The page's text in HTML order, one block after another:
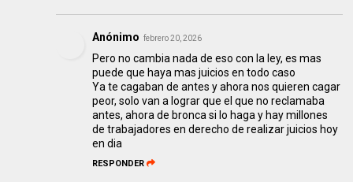
Anónimo febrero 20, 2026
Pero no cambia nada de eso con la ley, es mas
puede que haya mas juicios en todo caso
Ya te cagaban de antes y ahora nos quieren cagar
peor, solo van a lograr que el que no reclamaba
antes, ahora de bronca si lo haga y hay millones
de trabajadores en derecho de realizar juicios hoy
en dia
RESPONDER